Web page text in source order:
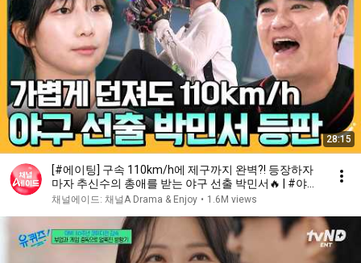
28:15
[#에이팅] 구속 110km/h에 제구까지 완벽?! 등장하자
마자 추신수의 총애를 받는 야구 선출 박민서🔥 | #야구
여왕2 1회
채널에이드: 채널A Drama & Enjoy • 1.6M views